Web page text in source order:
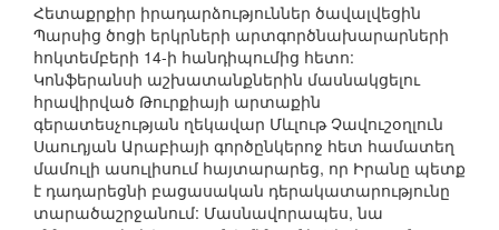
Հետաքրքիր իրադարձություններ ծավալվեցին
Պարսից ծոցի երկրների արտգործնախարարների
հոկտեմբերի 14-ի հանդիպումից հետո:
Կոնֆերանսի աշխատանքներին մասնակցելու
հրավիրված Թուրքիայի արտաքին
գերատեսչության ղեկավար Մևլութ Չավուշօղլուն
Սաուդյան Արաբիայի գործընկերոջ հետ համատեղ
մամուլի ասուլիսում հայտարարեց, որ Իրանը պետք
է դադարեցնի բացասական դերակատարությունը
տարածաշրջանում: Մասնավորապես, նա